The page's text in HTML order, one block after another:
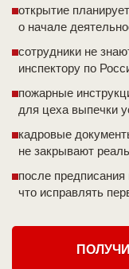
открытие
о начале
сотрудники не
инспектору по
пожарные
для цеха выпечки
кадровые
не закрывают
после предписания
что исправлять